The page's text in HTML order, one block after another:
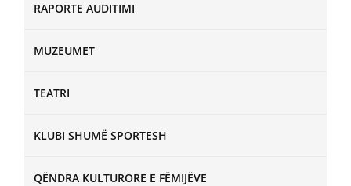
RAPORTE AUDITIMI
MUZEUMET
TEATRI
KLUBI SHUMË SPORTESH
QËNDRA KULTURORE E FËMIJËVE